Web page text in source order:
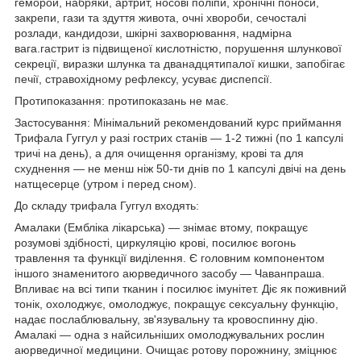
геморой, набряки, артрит, носові поліпи, хронічні поноси,
закрепи, гази та здуття живота, очні хвороби, сечосталі
розлади, кандидози, шкірні захворювання, надмірна
вага.гастрит із підвищеної кислотністю, порушення шлункової
секреції, виразки шлунка та дванадцятипалої кишки, запобігає
печії, стравохідному рефлексу, усуває диспепсії.
Протипоказання: протипоказань не має.
Застосування: Мінімальний рекомендований курс приймання
Трифала Гуггул у разі гострих станів — 1-2 тижні (по 1 капсулі
тричі на день), а для очищення організму, крові та для
схуднення — не менш ніж 50-ти днів по 1 капсулі двічі на день
натщесерце (утром і перед сном).
До складу трифала Гуггул входять:
Амалаки (Ембліка лікарська) — знімає втому, покращує
розумові здібності, циркуляцію крові, посилює вогонь
травлення та функції виділення. Є головним компонентом
іншого знаменитого аюрведичного засобу — Чаванпраша.
Впливає на всі типи тканин і посилює імунітет. Діє як поживний
тонік, охолоджує, омолоджує, покращує сексуальну функцію,
надає послаблювальну, зв'язувальну та кровоспинну дію.
Амалакі — одна з найсильніших омолоджувальних рослин
аюрведичної медицини. Очищає ротову порожнину, зміцнює